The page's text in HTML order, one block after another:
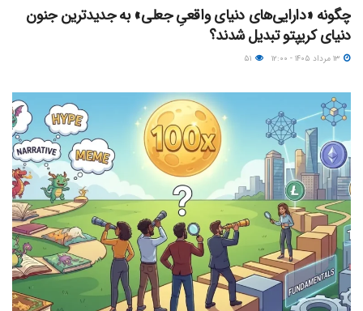
چگونه «دارایی‌های دنیای واقعیِ جعلی» به جدیدترین جنون
دنیای کریپتو تبدیل شدند؟